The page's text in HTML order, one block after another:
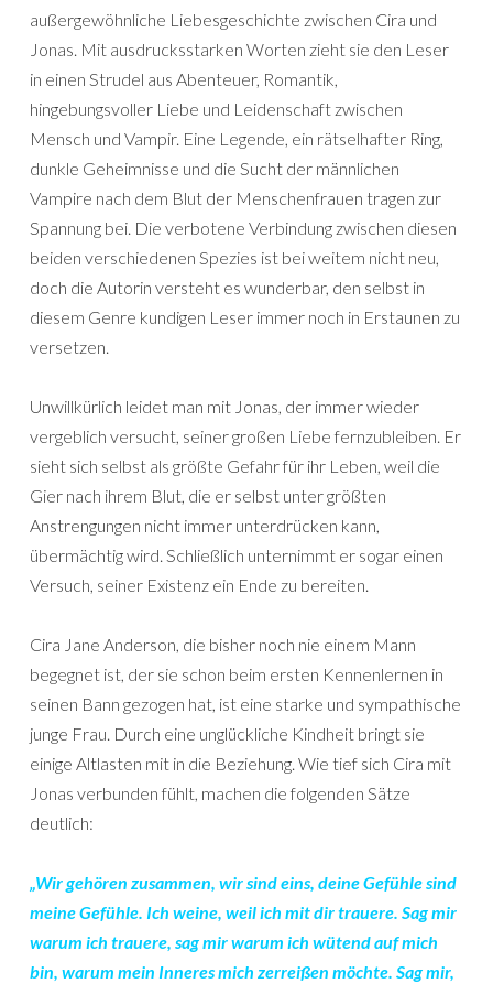
außergewöhnliche Liebesgeschichte zwischen Cira und
Jonas. Mit ausdrucksstarken Worten zieht sie den Leser
in einen Strudel aus Abenteuer, Romantik,
hingebungsvoller Liebe und Leidenschaft zwischen
Mensch und Vampir. Eine Legende, ein rätselhafter Ring,
dunkle Geheimnisse und die Sucht der männlichen
Vampire nach dem Blut der Menschenfrauen tragen zur
Spannung bei. Die verbotene Verbindung zwischen diesen
beiden verschiedenen Spezies ist bei weitem nicht neu,
doch die Autorin versteht es wunderbar, den selbst in
diesem Genre kundigen Leser immer noch in Erstaunen zu
versetzen.
Unwillkürlich leidet man mit Jonas, der immer wieder
vergeblich versucht, seiner großen Liebe fernzubleiben. Er
sieht sich selbst als größte Gefahr für ihr Leben, weil die
Gier nach ihrem Blut, die er selbst unter größten
Anstrengungen nicht immer unterdrücken kann,
übermächtig wird. Schließlich unternimmt er sogar einen
Versuch, seiner Existenz ein Ende zu bereiten.
Cira Jane Anderson, die bisher noch nie einem Mann
begegnet ist, der sie schon beim ersten Kennenlernen in
seinen Bann gezogen hat, ist eine starke und sympathische
junge Frau. Durch eine unglückliche Kindheit bringt sie
einige Altlasten mit in die Beziehung. Wie tief sich Cira mit
Jonas verbunden fühlt, machen die folgenden Sätze
deutlich:
„Wir gehören zusammen, wir sind eins, deine Gefühle sind
meine Gefühle. Ich weine, weil ich mit dir trauere. Sag mir
warum ich trauere, sag mir warum ich wütend auf mich
bin, warum mein Inneres mich zerreißen möchte. Sag mir,